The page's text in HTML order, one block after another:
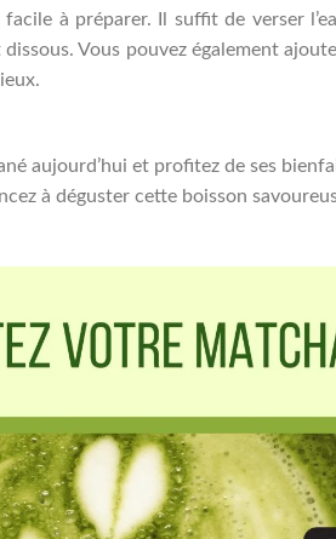
à préparer. Il suffit de verser
Vous pouvez également
aujourd’hui et profitez de ses
à déguster cette boisson